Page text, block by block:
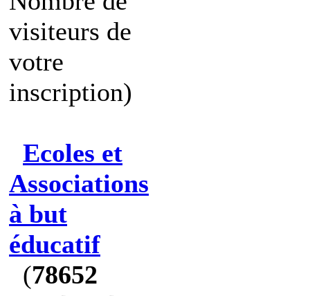
visiteurs de
votre
inscription)
Ecoles et
Associations
à but
éducatif
(78652